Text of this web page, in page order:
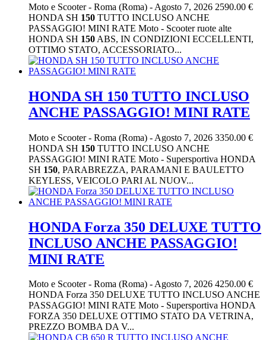
Moto e Scooter- Roma (Roma) - Agosto 7, 2026 2590.00 €
HONDA SH 150 TUTTO INCLUSO ANCHE
PASSAGGIO! MINI RATE Moto - Scooter ruote alte
HONDA SH 150 ABS, IN CONDIZIONI ECCELLENTI,
OTTIMO STATO, ACCESSORIATO...
HONDA SH 150 TUTTO INCLUSO
ANCHE PASSAGGIO! MINI RATE
Moto e Scooter- Roma (Roma) - Agosto 7, 2026 3350.00 €
HONDA SH 150 TUTTO INCLUSO ANCHE
PASSAGGIO! MINI RATE Moto - Supersportiva HONDA
SH 150, PARABREZZA, PARAMANI E BAULETTO
KEYLESS, VEICOLO PARI AL NUOV...
HONDA Forza 350 DELUXE TUTTO
INCLUSO ANCHE PASSAGGIO!
MINI RATE
Moto e Scooter- Roma (Roma) -Agosto 7, 2026 4250.00 €
HONDA Forza 350 DELUXE TUTTO INCLUSO ANCHE
PASSAGGIO! MINI RATE Moto - Supersportiva HONDA
FORZA 350 DELUXE OTTIMO STATO DA VETRINA,
PREZZO BOMBA DA V...